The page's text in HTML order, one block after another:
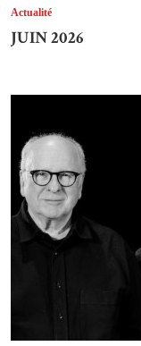
Actualité
JUIN 2026